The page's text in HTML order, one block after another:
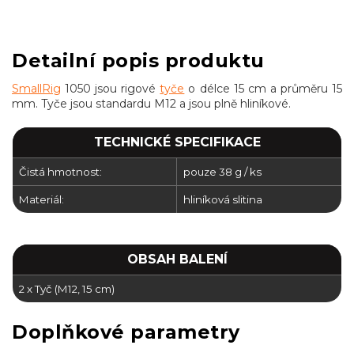
Detailní popis produktu
SmallRig 1050 jsou rigovétyče o délce 15 cm a průměru 15
mm. Tyče jsou standardu M12 a jsou plně hliníkové.
TECHNICKÉ SPECIFIKACE
Čistá hmotnost: pouze 38 g / ks
Materiál: hliníková slitina
OBSAH BALENÍ
2 x Tyč (M12, 15 cm)
Doplňkové parametry